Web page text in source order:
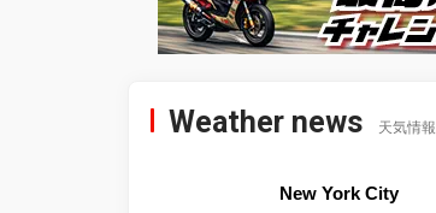
Weather news 天気情報
New York City